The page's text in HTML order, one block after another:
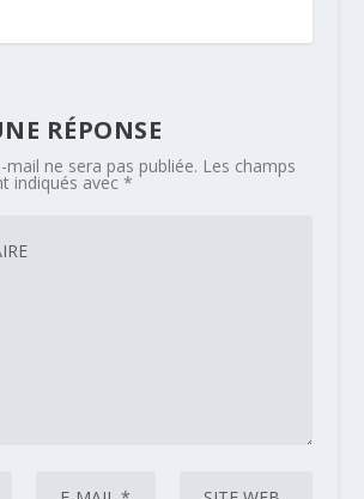
RÉPONSE
ne sera pas publiée. Les champs
indiqués avec *